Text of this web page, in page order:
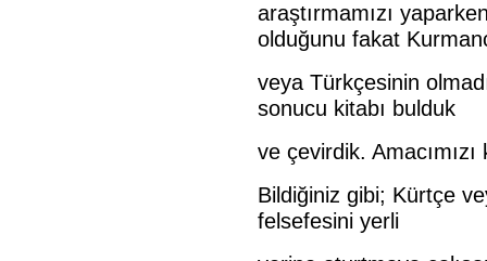
araştırmamızı
olduğunu fakat
veya Türkçesinin
sonucu kitabı bulduk
ve çevirdik.
Bildiğiniz gibi; Kürtçe
felsefesini yerli